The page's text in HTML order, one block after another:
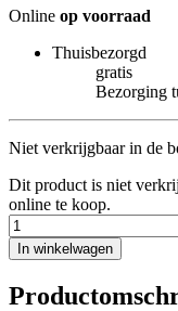
Online op voorraad
Thuisbezorgd
gratis
Bezorging
Niet verkrijgbaar in de
Dit product is niet
online te koop.
In winkelwagen